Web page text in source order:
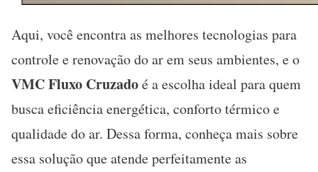
Aqui, você encontra as melhores tecnologias para
controle e renovação do ar em seus ambientes, e o
VMC Fluxo Cruzadoé a escolha ideal para quem
busca eficiência energética, conforto térmico e
qualidade do ar. Dessa forma, conheça mais sobre
essa solução que atende perfeitamente as